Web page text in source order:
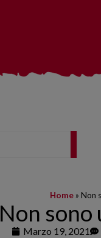
Home» Non
Non sono
Marzo 19, 2021